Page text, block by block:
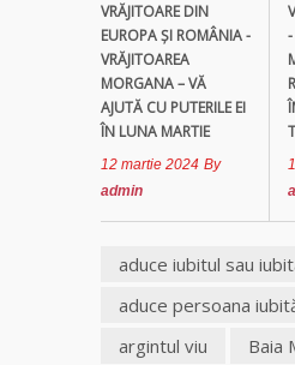
VRĂJITOARE DIN
EUROPA ȘI ROMÂNIA -
VRĂJITOAREA
MORGANA – VĂ
AJUTĂ CU PUTERILE EI
ÎN LUNA MARTIE
12 martie 2024 By
admin
aduce iubitul sau
aduce persoana
argintul viu
Baia